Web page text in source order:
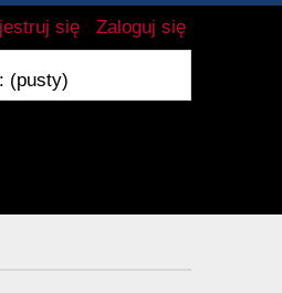
się Zaloguj się
(pusty)